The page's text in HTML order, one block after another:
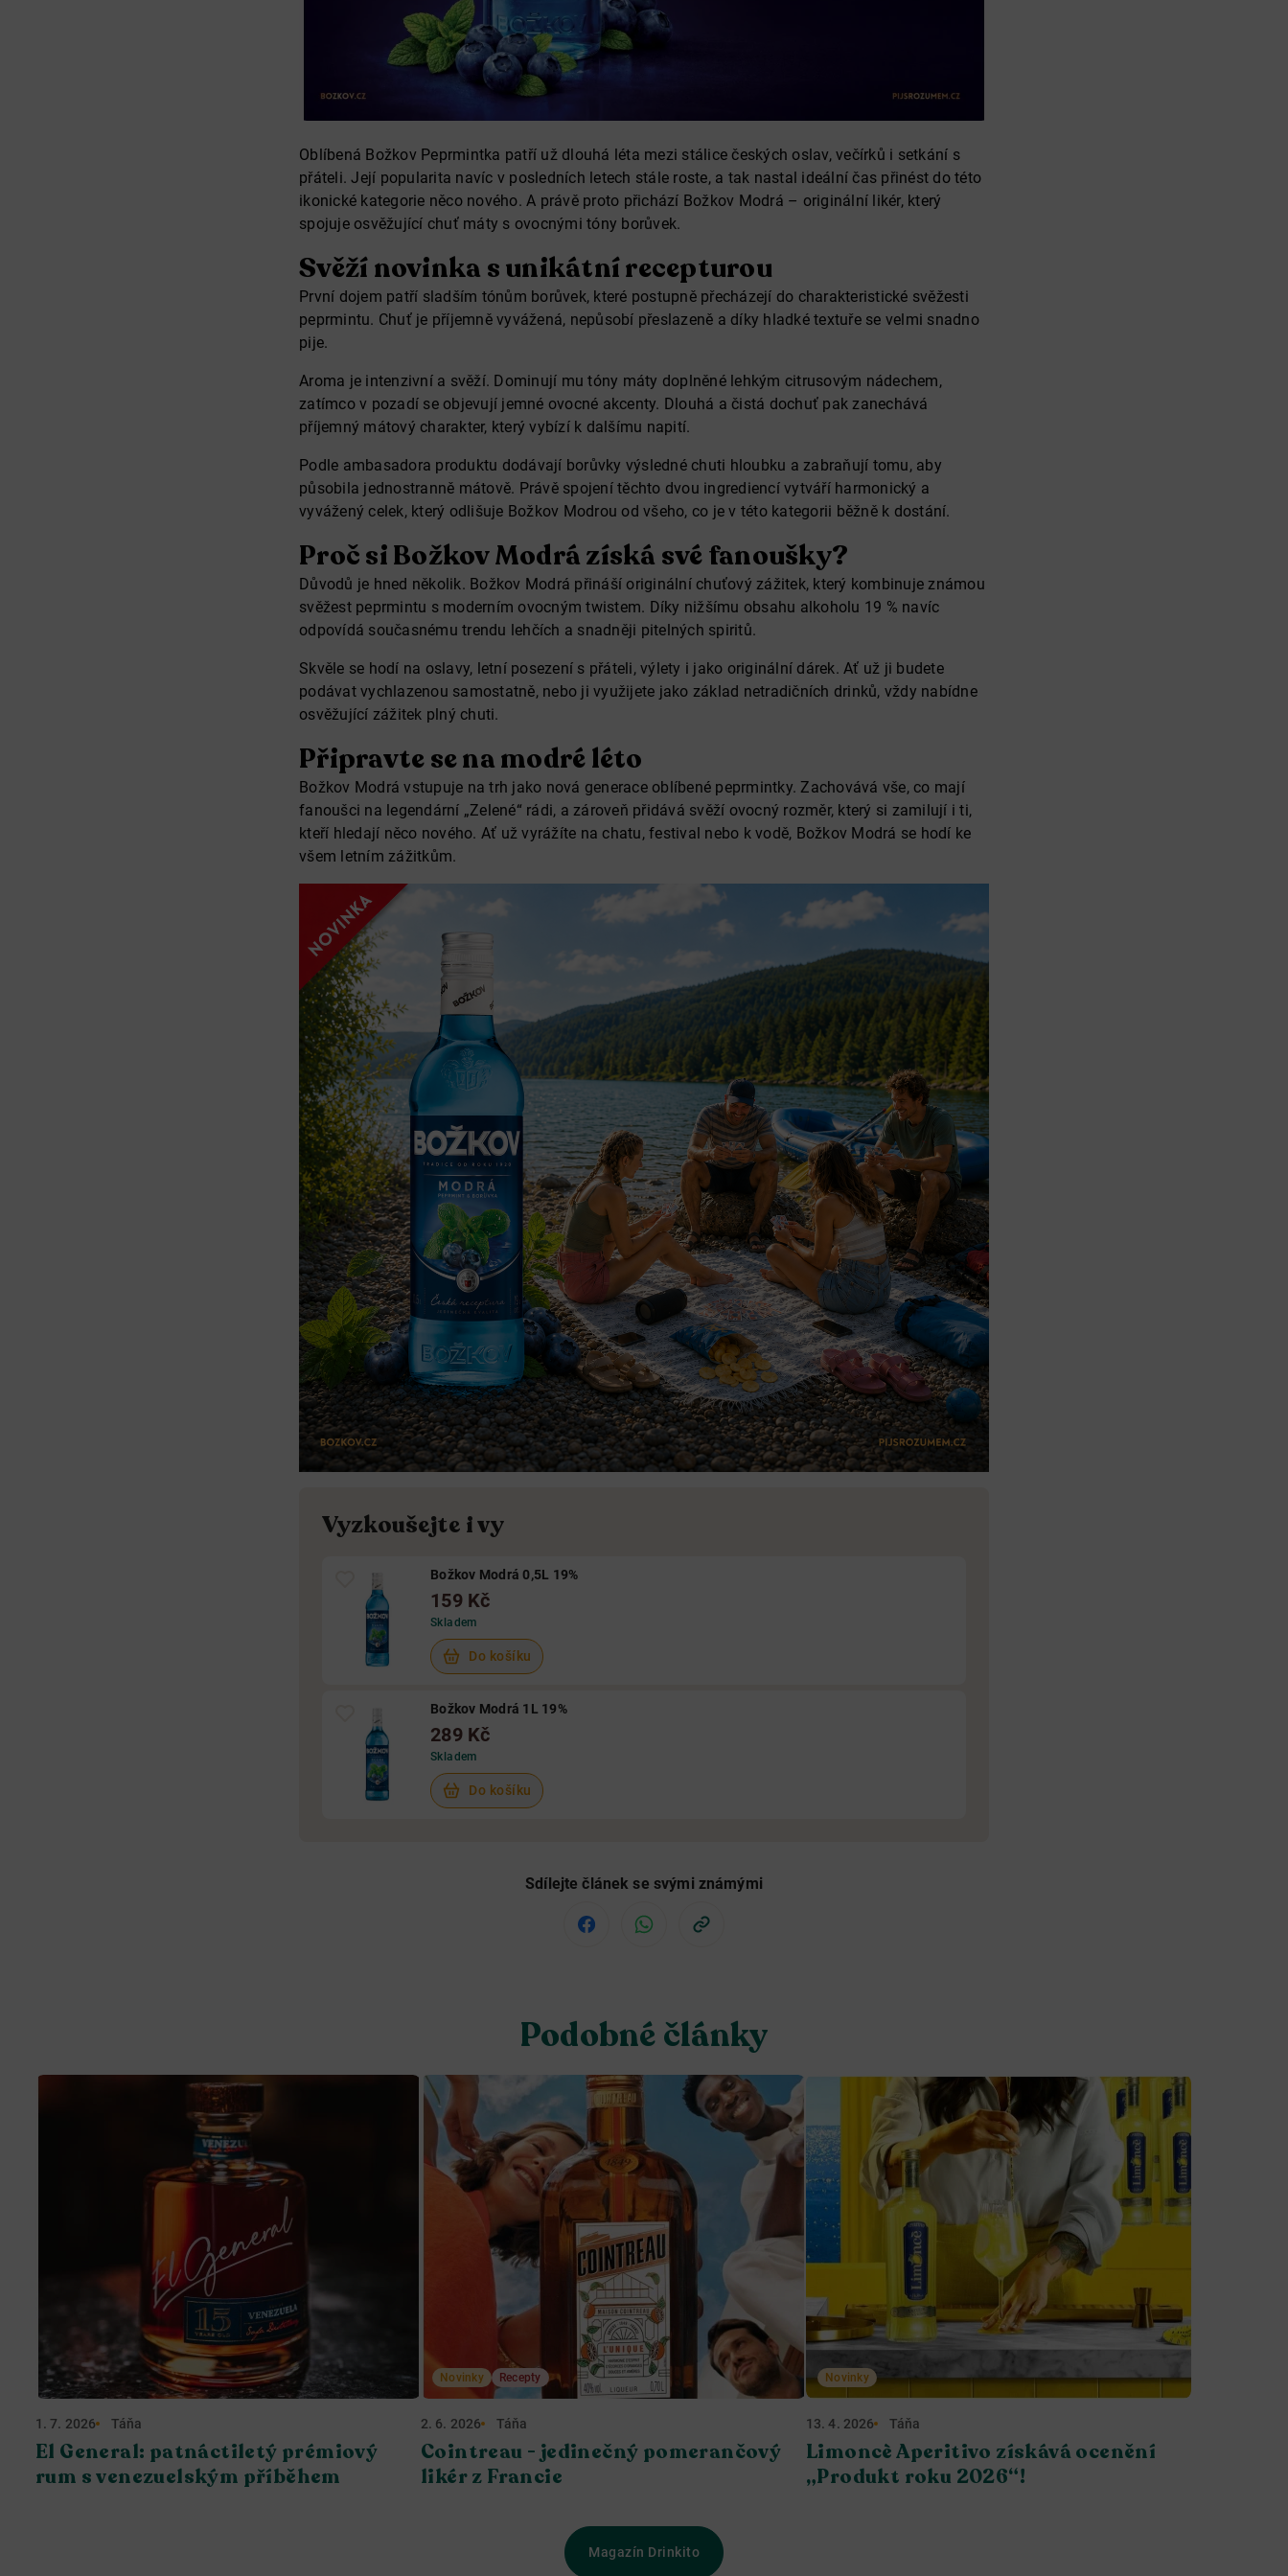
Oblíbená Božkov Peprmintka patří už dlouhá léta mezi stálice českých oslav, večírků i setkání s
přáteli. Její popularita navíc v posledních letech stále roste, a tak nastal ideální čas přinést do této
ikonické kategorie něco nového. A právě proto přichází Božkov Modrá – originální likér, který
spojuje osvěžující chuť máty s ovocnými tóny borůvek.
Svěží novinka s unikátní recepturou
První dojem patří sladším tónům borůvek, které postupně přecházejí do charakteristické svěžesti
peprmintu. Chuť je příjemně vyvážená, nepůsobí přeslazeně a díky hladké textuře se velmi snadno
pije.
Aroma je intenzivní a svěží. Dominují mu tóny máty doplněné lehkým citrusovým nádechem,
zatímco v pozadí se objevují jemné ovocné akcenty. Dlouhá a čistá dochuť pak zanechává
příjemný mátový charakter, který vybízí k dalšímu napití.
Podle ambasadora produktu dodávají borůvky výsledné chuti hloubku a zabraňují tomu, aby
působila jednostranně mátově. Právě spojení těchto dvou ingrediencí vytváří harmonický a
vyvážený celek, který odlišuje Božkov Modrou od všeho, co je v této kategorii běžně k dostání.
Proč si Božkov Modrá získá své fanoušky?
Důvodů je hned několik. Božkov Modrá přináší originální chuťový zážitek, který kombinuje známou
svěžest peprmintu s moderním ovocným twistem. Díky nižšímu obsahu alkoholu 19 % navíc
odpovídá současnému trendu lehčích a snadněji pitelných spiritů.
Skvěle se hodí na oslavy, letní posezení s přáteli, výlety i jako originální dárek. Ať už ji budete
podávat vychlazenou samostatně, nebo ji využijete jako základ netradičních drinků, vždy nabídne
osvěžující zážitek plný chuti.
Připravte se na modré léto
Božkov Modrá vstupuje na trh jako nová generace oblíbené peprmintky. Zachovává vše, co mají
fanoušci na legendární „Zelené“ rádi, a zároveň přidává svěží ovocný rozměr, který si zamilují i ti,
kteří hledají něco nového. Ať už vyrážíte na chatu, festival nebo k vodě, Božkov Modrá se hodí ke
všem letním zážitkům.
Vyzkoušejte i vy
Božkov Modrá 0,5L 19%
159 Kč
Skladem
Do košíku
Božkov Modrá 1L 19%
289 Kč
Skladem
Do košíku
Sdílejte článek se svými známými
Podobné články
1. 7. 2026 Táňa
El General: patnáctiletý prémiový
rum s venezuelským příběhem
Novinky Recepty
2. 6. 2026 Táňa
Cointreau - jedinečný pomerančový
likér z Francie
Novinky
13. 4. 2026 Táňa
Limoncè Aperitivo získává ocenění
„Produkt roku 2026“!
Magazín Drinkito